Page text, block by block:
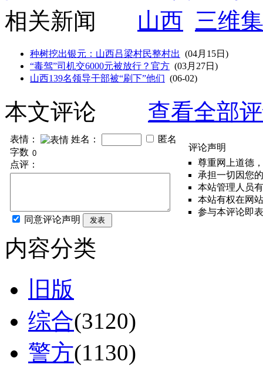
相关新闻
山西 三维
种树挖出银元：山西吕梁村民整村出 (04月15日)
“毒驾”司机交6000元被放行？官方 (03月27日)
山西139名领导干部被“刷下”他们 (06-02)
本文评论 查看全部
表情： 姓名：
匿名
字数
点评：
同意评论声明 发表
评论声明
尊重网上道德
承担一切因您
本站管理人员
本站有权在网
参与本评论即
内容分类
旧版
综合(3120)
警方(1130)